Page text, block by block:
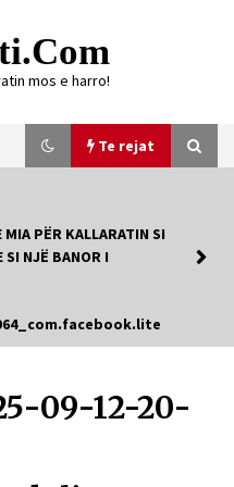
mos e harro!
Te rejat
SË
PËR KALLARATIN SI
SI NJË BANOR I
09-12-20-